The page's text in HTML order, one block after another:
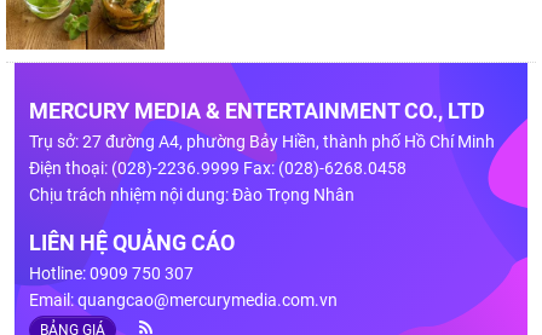
MERCURY MEDIA & ENTERTAINMENT CO., LTD
Trụ sở: 27 đường A4, phường Bảy Hiền, thành phố Hồ Chí Minh
Điện thoại: (028)-2236.9999 Fax: (028)-6268.0458
Chịu trách nhiệm nội dung: Đào Trọng Nhân
LIÊN HỆ QUẢNG CÁO
Hotline: 0909 750 307
Email:quangcao@mercurymedia.com.vn
BẢNG GIÁ